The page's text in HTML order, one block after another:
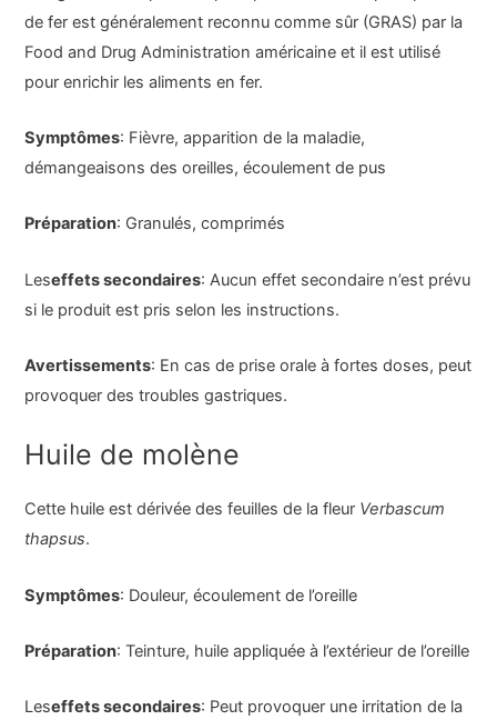
de fer est généralement reconnu comme sûr (GRAS) par la
Food and Drug Administration américaine et il est utilisé
pour enrichir les aliments en fer.
Symptômes: Fièvre, apparition de la maladie,
démangeaisons des oreilles, écoulement de pus
Préparation: Granulés, comprimés
Leseffets secondaires: Aucun effet secondaire n’est prévu
si le produit est pris selon les instructions.
Avertissements: En cas de prise orale à fortes doses, peut
provoquer des troubles gastriques.
Huile de molène
Cette huile est dérivée des feuilles de la fleur Verbascum
thapsus.
Symptômes: Douleur, écoulement de l’oreille
Préparation: Teinture, huile appliquée à l’extérieur de l’oreille
Leseffets secondaires: Peut provoquer une irritation de la